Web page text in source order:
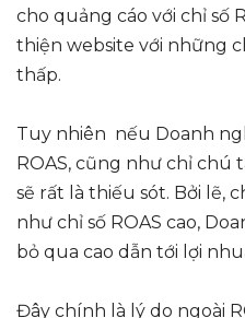
cho quảng cáo với chỉ số
thiện website với những
thấp.
Tuy nhiên nếu Doanh
ROAS, cũng như chỉ chú
sẽ rất là thiếu sót. Bởi lẽ,
như chỉ số ROAS cao,
bỏ qua cao dẫn tới lợi
Đây chính là lý do ngoài